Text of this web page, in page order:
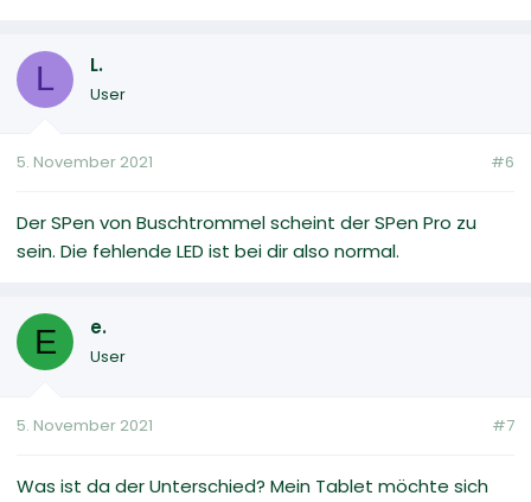
L L.
User
5. November 2021 #6
Der SPen von Buschtrommel scheint der SPen Pro zu
sein. Die fehlende LED ist bei dir also normal.
E e.
User
5. November 2021 #7
Was ist da der Unterschied? Mein Tablet möchte sich